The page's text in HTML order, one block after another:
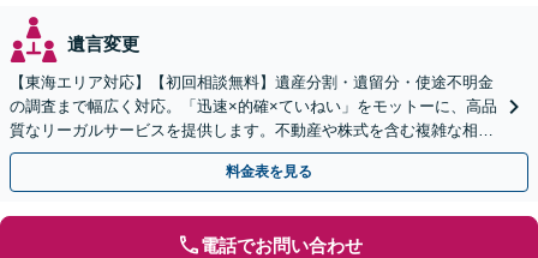
遺言変更
【東海エリア対応】【初回相談無料】遺産分割・遺留分・使途不明金
の調査まで幅広く対応。「迅速×的確×ていねい」をモットーに、高品
質なリーガルサービスを提供します。不動産や株式を含む複雑な相続
もお任せください【休日・夜間対応OK】
料金表を見る
電話でお問い合わせ